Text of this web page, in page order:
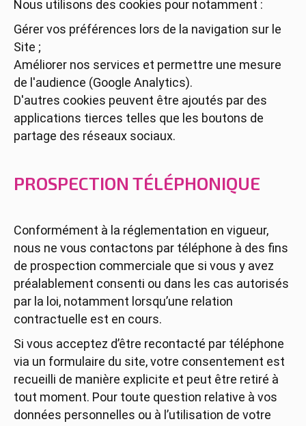
Nous utilisons des cookies pour notamment :
Gérer vos préférences lors de la navigation sur le
Site ;
Améliorer nos services et permettre une mesure
de l'audience (Google Analytics).
D'autres cookies peuvent être ajoutés par des
applications tierces telles que les boutons de
partage des réseaux sociaux.
PROSPECTION TÉLÉPHONIQUE
Conformément à la réglementation en vigueur,
nous ne vous contactons par téléphone à des fins
de prospection commerciale que si vous y avez
préalablement consenti ou dans les cas autorisés
par la loi, notamment lorsqu’une relation
contractuelle est en cours.
Si vous acceptez d’être recontacté par téléphone
via un formulaire du site, votre consentement est
recueilli de manière explicite et peut être retiré à
tout moment. Pour toute question relative à vos
données personnelles ou à l’utilisation de votre